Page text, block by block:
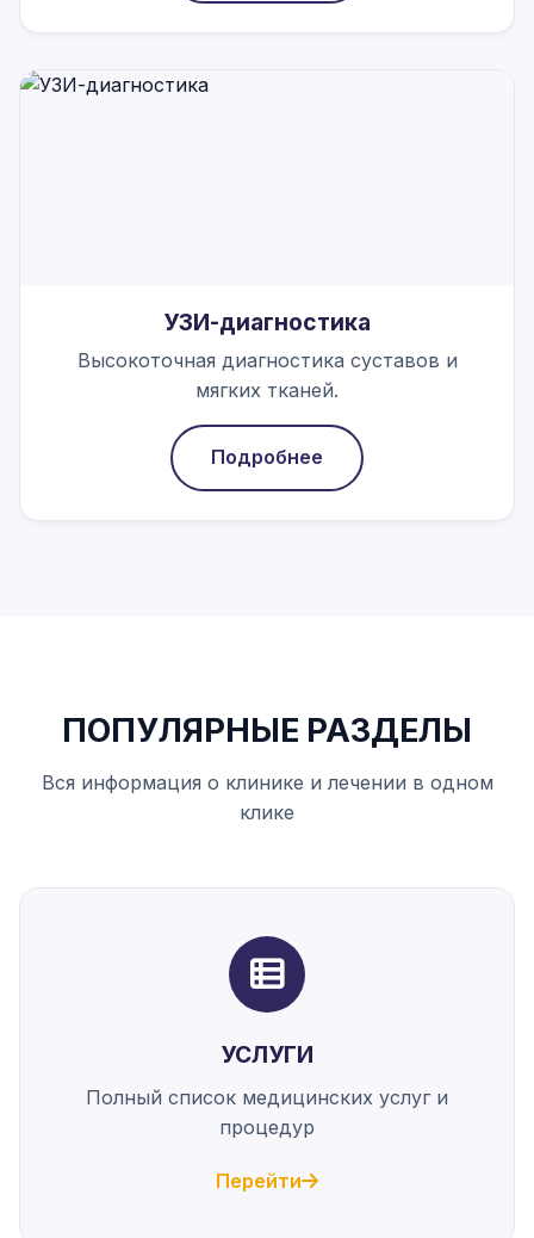
УЗИ-диагностика
Высокоточная диагностика суставов и
мягких тканей.
Подробнее
ПОПУЛЯРНЫЕ РАЗДЕЛЫ
Вся информация о клинике и лечении в одном
клике
УСЛУГИ
Полный список медицинских услуг и
процедур
Перейти